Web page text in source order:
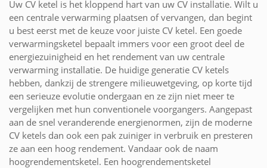
Uw CV ketel is het kloppend hart van uw CV installatie. Wilt u
een centrale verwarming plaatsen of vervangen, dan begint
u best eerst met de keuze voor juiste CV ketel. Een goede
verwarmingsketel bepaalt immers voor een groot deel de
energiezuinigheid en het rendement van uw centrale
verwarming installatie. De huidige generatie CV ketels
hebben, dankzij de strengere milieuwetgeving, op korte tijd
een serieuze evolutie ondergaan en ze zijn niet meer te
vergelijken met hun conventionele voorgangers. Aangepast
aan de snel veranderende energienormen, zijn de moderne
CV ketels dan ook een pak zuiniger in verbruik en presteren
ze aan een hoog rendement. Vandaar ook de naam
hoogrendementsketel. Een hoogrendementsketel